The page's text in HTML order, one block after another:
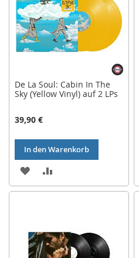
De La Soul: Cabin In The
Sky (Yellow Vinyl) auf 2 LPs
39,90 €
In den Warenkorb
ZUR
WUNSCHLISTE
VERGLEICHSLISTE